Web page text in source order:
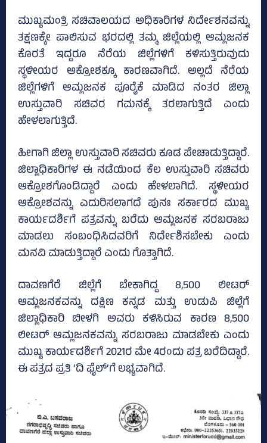
ಮುಖ್ಯಮಂತ್ರಿ ಸಚಿವಾಲಯದ ಅಧಿಕಾರಿಗಳ ನಿರ್ದೇಶನವನ್ನು
ತಕ್ಷಣಕ್ಕೇ ಪಾಲಿಸುವ ಭರದಲ್ಲಿ ತಮ್ಮ ಜಿಲ್ಲೆಯಲ್ಲಿ ಆಮ್ಲಜನಕ
ಕೊರತೆ ಇದ್ದರೂ ನೆರೆಯ ಜಿಲ್ಲೆಗಳಿಗೆ ಕಳಿಸುತ್ತಿರುವುದು
ಸ್ಥಳೀಯರ ಆಕ್ರೋಶಕ್ಕೂ ಕಾರಣವಾಗಿದೆ. ಅಲ್ಲದೆ ನೆರೆಯ
ಜಿಲ್ಲೆಗಳಿಗೆ ಆಮ್ಲಜನಕ ಪೂರೈಕೆ ಮಾಡಿದ ನಂತರ ಜಿಲ್ಲಾ
ಉಸ್ತುವಾರಿ ಸಚಿವರ ಗಮನಕ್ಕೆ ತರಲಾಗುತ್ತಿದೆ ಎಂದು
ಹೇಳಲಾಗುತ್ತಿದೆ.
ಹೀಗಾಗಿ ಜಿಲ್ಲಾ ಉಸ್ತುವಾರಿ ಸಚಿವರು ಕೂಡ ಪೇಚಾಡುತ್ತಿದ್ದಾರೆ.
ಜಿಲ್ಲಾಧಿಕಾರಿಗಳ ಈ ನಡೆಯಿಂದ ಕೆಲ ಉಸ್ತುವಾರಿ ಸಚಿವರು
ಆಕ್ರೋಶಗೊಂಡಿದ್ದಾರೆ ಎಂದು ಹೇಳಲಾಗಿದೆ. ಸ್ಥಳೀಯರ
ಆಕ್ರೋಶವನ್ನು ಎದುರಿಸಲಾಗದೆ ಪುನಃ ಸರ್ಕಾರದ ಮುಖ್ಯ
ಕಾರ್ಯದರ್ಶಿಗೆ ಪತ್ರವನ್ನು ಬರೆದು ಆಮ್ಲಜನಕ ಸರಬರಾಜು
ಮಾಡಲು ಸಂಬಂಧಿಸಿದವರಿಗೆ ನಿರ್ದೇಶಿಸಬೇಕು ಎಂದು
ಮನವಿ ಮಾಡುತ್ತಿದ್ದಾರೆ ಎಂದು ಗೊತ್ತಾಗಿದೆ.
ದಾವಣಗೆರೆ ಜಿಲ್ಲೆಗೆ ಬೇಕಾಗಿದ್ದ 8,500 ಲೀಟರ್‌
ಆಮ್ಲಜನಕವನ್ನು ದಕ್ಷಿಣ ಕನ್ನಡ ಮತ್ತು ಉಡುಪಿ ಜಿಲ್ಲೆಗೆ
ಜಿಲ್ಲಾಧಿಕಾರಿ ಬೀಳಗಿ ಅವರು ಕಳಿಸಿರುವ ಕಾರಣ 8,500
ಲೀಟರ್‌ ಆಮ್ಲಜನಕವನ್ನು ಸರಬರಾಜು ಮಾಡಬೇಕು ಎಂದು
ಮುಖ್ಯ ಕಾರ್ಯದರ್ಶಿಗೆ 2021ರ ಮೇ 4ರಂದು ಪತ್ರ ಬರೆದಿದ್ದಾರೆ.
ಈ ಪತ್ರದ ಪ್ರತಿ ‘ದಿ ಫೈಲ್‌’ಗೆ ಲಭ್ಯವಾಗಿದೆ.